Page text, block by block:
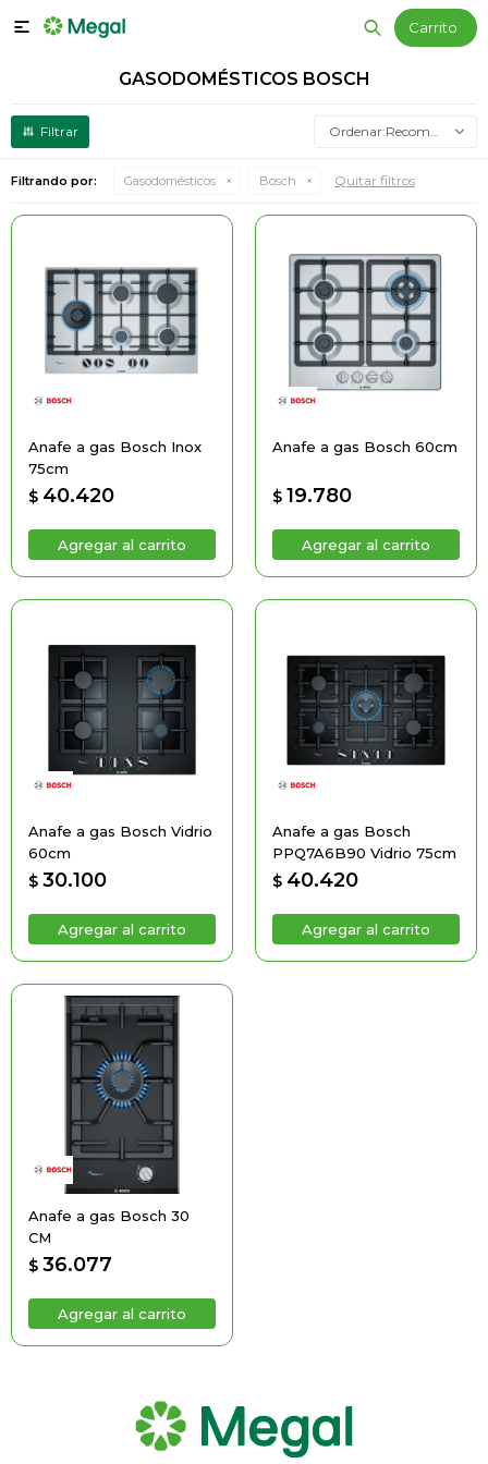

GASODOMÉSTICOS BOSCH
Recomendados
Filtrando por: Gasodomésticos Bosch Quitar filtros
Anafe a gas Bosch Inox
75cm
$ 40.420
Anafe a gas Bosch 60cm
$ 19.780
Anafe a gas Bosch Vidrio
60cm
$ 30.100
Anafe a gas Bosch
PPQ7A6B90 Vidrio 75cm
$ 40.420
Anafe a gas Bosch 30
CM
$ 36.077